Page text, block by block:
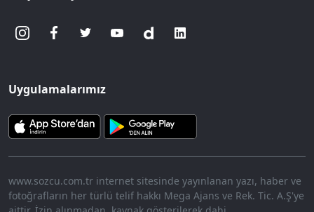
Uygulamalarımız
www.sozcu.com.tr internet sitesinde yayınlanan yazı, haber ve
fotoğrafların her türlü telif hakkı Mega Ajans ve Rek. Tic. A.Ş'ye